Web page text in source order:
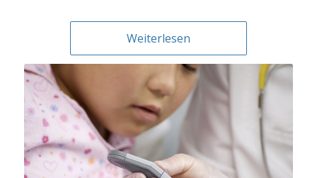
Weiterlesen